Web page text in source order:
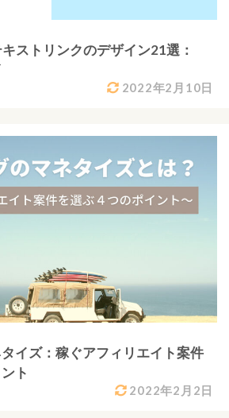
2022年2月10日
キストリンクのデザイン21選：
2022年2月2日
イズ：稼ぐアフィリエイト案件
ト